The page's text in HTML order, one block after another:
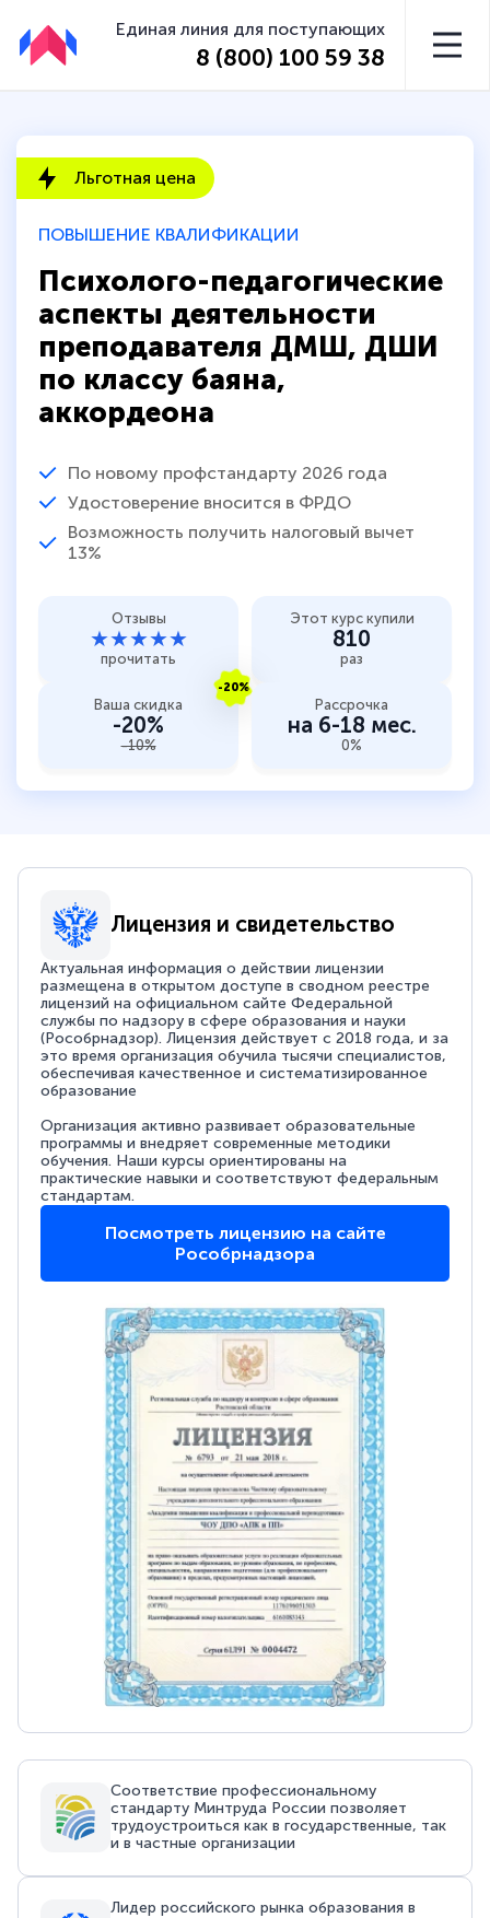
Единая линия для поступающих
8 (800) 100 59 38
ПОВЫШЕНИЕ КВАЛИФИКАЦИИ
Психолого-педагогические
аспекты деятельности
преподавателя ДМШ, ДШИ
по классу баяна,
аккордеона
По новому профстандарту 2026 года
Удостоверение вносится в ФРДО
Возможность получить налоговый вычет
13%
Льготная цена
Отзывы
★★★★★
прочитать
Этот курс купили
810
раз
-20%
Ваша скидка
-20%
-10%
Рассрочка
на 6-18 мес.
0%
Лицензия и свидетельство
Актуальная информация о действии лицензии
размещена в открытом доступе в сводном реестре
лицензий на официальном сайте Федеральной
службы по надзору в сфере образования и науки
(Рособрнадзор). Лицензия действует с 2018 года, и за
это время организация обучила тысячи специалистов,
обеспечивая качественное и систематизированное
образование
Организация активно развивает образовательные
программы и внедряет современные методики
обучения. Наши курсы ориентированы на
практические навыки и соответствуют федеральным
стандартам.
Посмотреть лицензию на сайте
Рособрнадзора
Соответствие профессиональному
стандарту Минтруда России позволяет
трудоустроиться как в государственные, так
и в частные организации
Лидер российского рынка образования в